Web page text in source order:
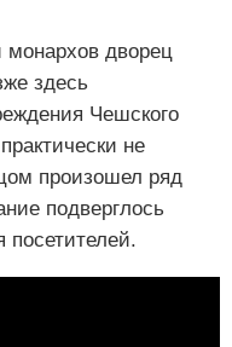
монархов дворец
здесь
Чешского
не
произошел ряд
подверглось
посетителей.